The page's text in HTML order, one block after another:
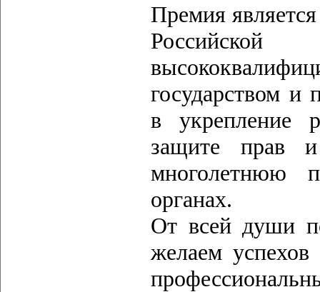
Премия
государством и
в укрепление
защите прав
многолетнюю
органах.
От всей души
желаем